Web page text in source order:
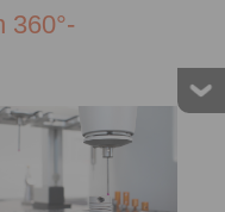
360°-